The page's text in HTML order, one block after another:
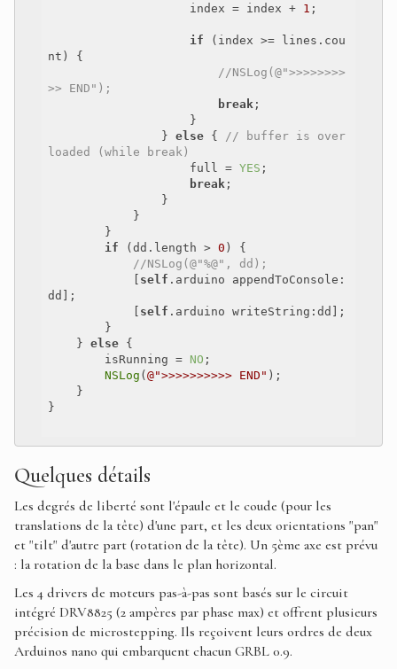
                    index = index +
1 ;
if (index >= lines.cou
nt) {
//NSLog(@">>>>>>>>
>> END");
break ;
                }
else {
// buffer is over
loaded (while break)
                    full =
YES ;
break ;
if (dd.length > 0 ) {
//NSLog(@"%@", dd);
self .arduino appendToConsole:
dd];
self .arduino writeString:dd];
    }
else {
        isRunning =
NO ;
NSLog ( @">>>>>>>>>> END" );
}
Quelques détails
Les degrés de liberté sont l'épaule et le coude (pour les
translations de la tête) d'une part, et les deux orientations "pan"
et "tilt" d'autre part (rotation de la tête). Un 5ème axe est prévu
: la rotation de la base dans le plan horizontal.
Les 4 drivers de moteurs pas-à-pas sont basés sur le circuit
intégré DRV8825 (2 ampères par phase max) et offrent plusieurs
précision de microstepping. Ils reçoivent leurs ordres de deux
Arduinos nano qui embarquent chacun GRBL 0.9.